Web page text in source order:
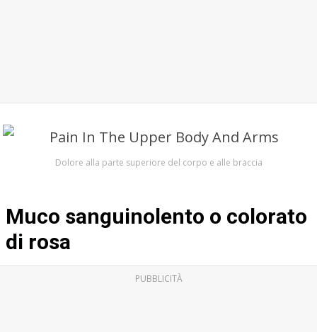
Dolore alla parte superiore del corpo e alle braccia
Muco sanguinolento o colorato
di rosa
PUBBLICITÀ